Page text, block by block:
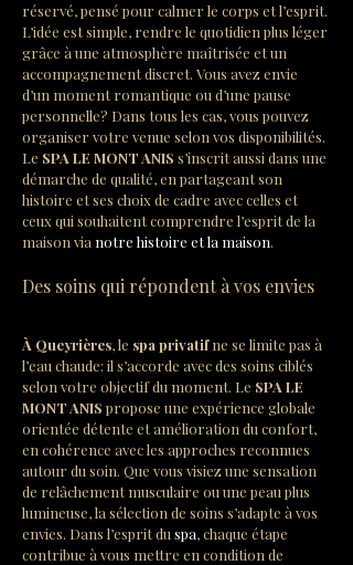
réservé, pensé pour calmer le corps et l’esprit.
L’idée est simple, rendre le quotidien plus léger
grâce à une atmosphère maîtrisée et un
accompagnement discret. Vous avez envie
d’un moment romantique ou d’une pause
personnelle? Dans tous les cas, vous pouvez
organiser votre venue selon vos disponibilités.
Le SPA LE MONT ANIS s’inscrit aussi dans une
démarche de qualité, en partageant son
histoire et ses choix de cadre avec celles et
ceux qui souhaitent comprendre l’esprit de la
maison via notre histoire et la maison.
Des soins qui répondent à vos envies
À Queyrières, le spa privatif ne se limite pas à
l’eau chaude: il s’accorde avec des soins ciblés
selon votre objectif du moment. Le SPA LE
MONT ANIS propose une expérience globale
orientée détente et amélioration du confort,
en cohérence avec les approches reconnues
autour du soin. Que vous visiez une sensation
de relâchement musculaire ou une peau plus
lumineuse, la sélection de soins s’adapte à vos
envies. Dans l’esprit du spa, chaque étape
contribue à vous mettre en condition de